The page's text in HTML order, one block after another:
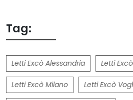
Tag:
Letti Excò Alessandria Letti
Letti Excò Milano Letti Excò